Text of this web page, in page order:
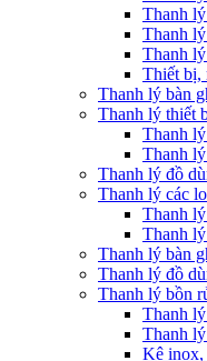
Thanh
Thanh
Thanh
Thiết bị,
Thanh lý bàn
Thanh lý thiết
Thanh
Thanh
Thanh lý đồ
Thanh lý các
Thanh
Thanh
Thanh lý bàn
Thanh lý đồ
Thanh lý bồn
Thanh
Thanh
Kệ inox,